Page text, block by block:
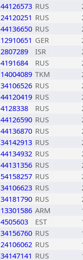
44126573 RUS
24120251 RUS
44136650 RUS
12910651 GER
2807289 ISR
4191684 RUS
14004089 TKM
34106526 RUS
44120419 RUS
4128338 RUS
44126590 RUS
44136870 RUS
34142913 RUS
44134932 RUS
44131356 RUS
54158257 RUS
34106623 RUS
34181790 RUS
13301586 ARM
4505603 EST
34156760 RUS
24106062 RUS
34147141 RUS